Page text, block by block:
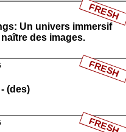
Un univers immersif
des images.
FRESH
(des)
FRESH
FRESH